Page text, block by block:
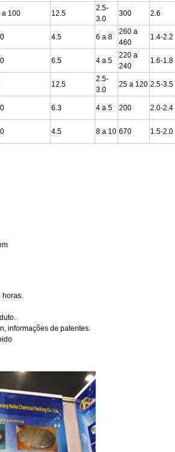
a 100 12.5
2.5-
3.0
300 2.6
4.5 6 a 8
260 a
460
1.4-2.2
6.5 4 a 5
220 a
240
1.6-1.8
12.5
2.5-
3.0
25 a 120 2.5-3.5
6.3 4 a 5 200 2.0-2.4
4.5 8 a 10 670 1.5-2.0
horas.
informações de patentes.